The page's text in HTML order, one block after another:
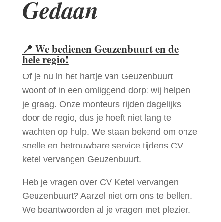
Gedaan
📍 We bedienen Geuzenbuurt en de
hele regio!
Of je nu in het hartje van Geuzenbuurt
woont of in een omliggend dorp: wij helpen
je graag. Onze monteurs rijden dagelijks
door de regio, dus je hoeft niet lang te
wachten op hulp. We staan bekend om onze
snelle en betrouwbare service tijdens CV
ketel vervangen Geuzenbuurt.
Heb je vragen over CV Ketel vervangen
Geuzenbuurt? Aarzel niet om ons te bellen.
We beantwoorden al je vragen met plezier.